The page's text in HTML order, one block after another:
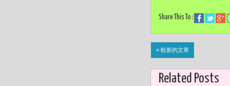
Share This To :
« 較新的文章
Related Posts